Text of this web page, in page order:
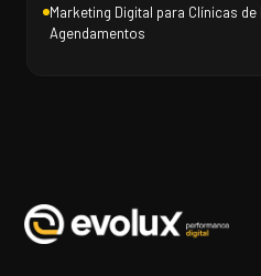
Marketing Digital para Clínicas
Agendamentos